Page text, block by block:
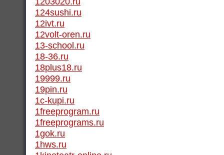
124sushi.ru
12ivt.ru
12volt-oren.ru
13-school.ru
18-36.ru
18plus18.ru
19999.ru
19pin.ru
1c-kupi.ru
1freeprogram.ru
1freeprograms.ru
1gok.ru
1hws.ru